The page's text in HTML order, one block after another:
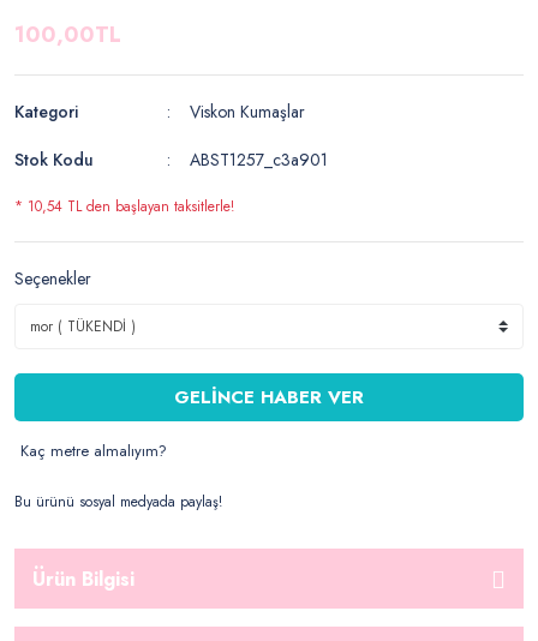
100,00TL
Kategori
Viskon Kumaşlar
Stok Kodu
ABST1257_c3a901
* 10,54 TL den başlayan taksitlerle!
Seçenekler
GELİNCE HABER VER
Kaç metre almalıyım?
Bu ürünü sosyal medyada paylaş!
Ürün Bilgisi